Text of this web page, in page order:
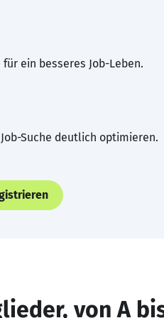
ein besseres Job-Leben.
Suche deutlich optimieren.
von A